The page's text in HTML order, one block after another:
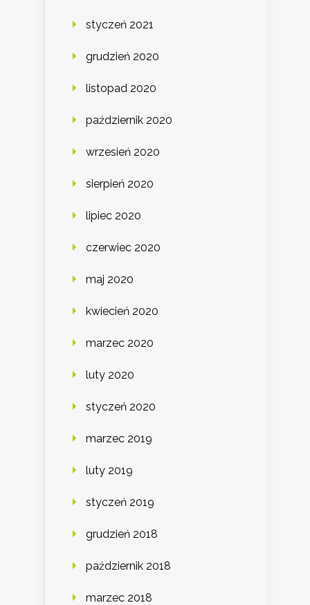
styczeń 2021
grudzień 2020
listopad 2020
październik 2020
wrzesień 2020
sierpień 2020
lipiec 2020
czerwiec 2020
maj 2020
kwiecień 2020
marzec 2020
luty 2020
styczeń 2020
marzec 2019
luty 2019
styczeń 2019
grudzień 2018
październik 2018
marzec 2018